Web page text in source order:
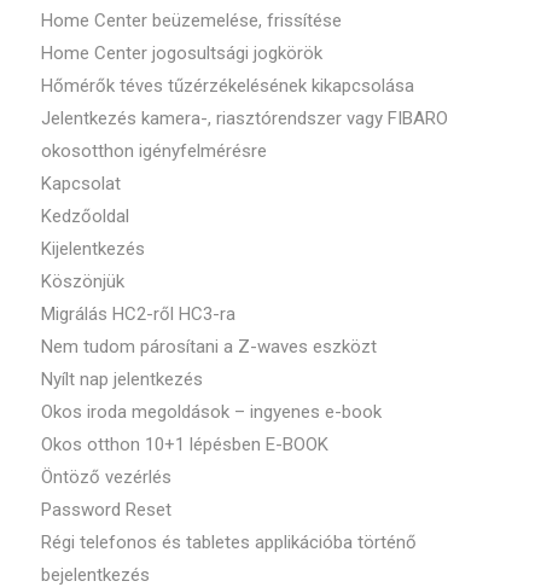
Home Center beüzemelése, frissítése
Home Center jogosultsági jogkörök
Hőmérők téves tűzérzékelésének kikapcsolása
Jelentkezés kamera-, riasztórendszer vagy FIBARO
okosotthon igényfelmérésre
Kapcsolat
Kedzőoldal
Kijelentkezés
Köszönjük
Migrálás HC2-ről HC3-ra
Nem tudom párosítani a Z-waves eszközt
Nyílt nap jelentkezés
Okos iroda megoldások – ingyenes e-book
Okos otthon 10+1 lépésben E-BOOK
Öntöző vezérlés
Password Reset
Régi telefonos és tabletes applikációba történő
bejelentkezés